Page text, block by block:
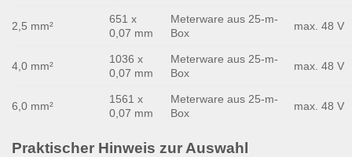
2,5 mm²
651 x
0,07 mm
Meterware aus 25-m-
Box
max. 48 V
4,0 mm²
1036 x
0,07 mm
Meterware aus 25-m-
Box
max. 48 V
6,0 mm²
1561 x
0,07 mm
Meterware aus 25-m-
Box
max. 48 V
Praktischer Hinweis zur Auswahl